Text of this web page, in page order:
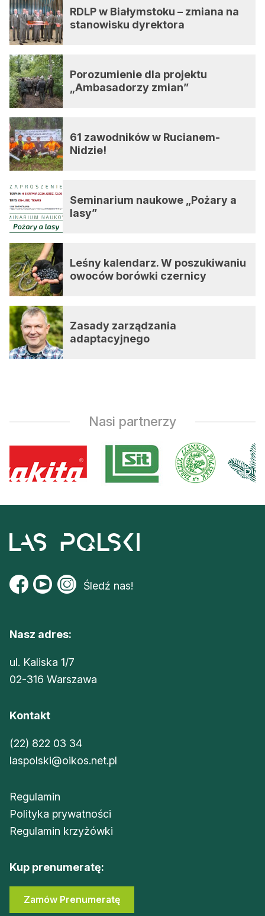
RDLP w Białymstoku – zmiana na
stanowisku dyrektora
Porozumienie dla projektu
„Ambasadorzy zmian”
61 zawodników w Rucianem-
Nidzie!
Seminarium naukowe „Pożary a
lasy”
Leśny kalendarz. W poszukiwaniu
owoców borówki czernicy
Zasady zarządzania
adaptacyjnego
Nasi partnerzy
Śledź nas!
Nasz adres:
ul. Kaliska 1/7
02-316 Warszawa
Kontakt
(22) 822 03 34
laspolski@oikos.net.pl
Regulamin
Polityka prywatności
Regulamin krzyżówki
Kup prenumeratę:
Zamów Prenumeratę